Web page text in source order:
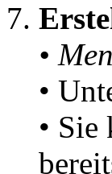
•
•
•